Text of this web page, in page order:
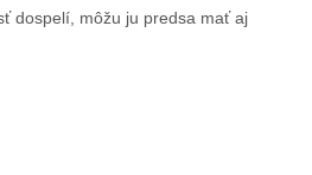
dospelí, môžu ju predsa mať aj